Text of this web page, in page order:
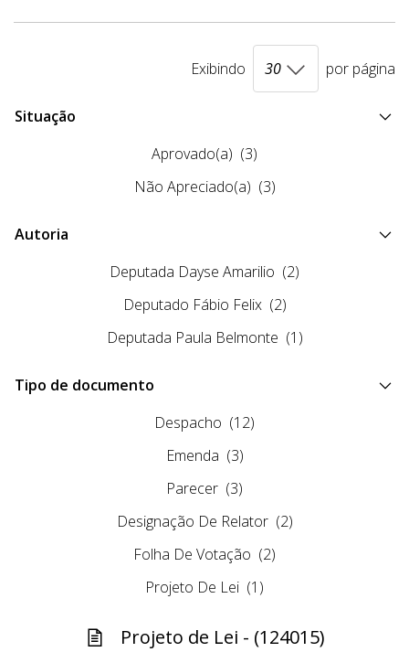
Exibindo por página
Situação
Aprovado(a) (3)
Não Apreciado(a) (3)
Autoria
Deputada Dayse Amarilio (2)
Deputado Fábio Felix (2)
Deputada Paula Belmonte (1)
Tipo de documento
Despacho (12)
Emenda (3)
Parecer (3)
Designação De Relator (2)
Folha De Votação (2)
Projeto De Lei (1)
Projeto de Lei - (124015)